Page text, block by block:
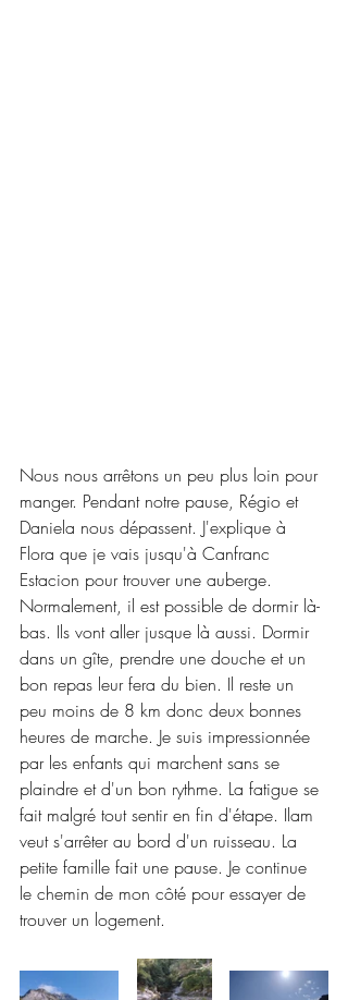
Nous nous arrêtons un peu plus loin pour
manger. Pendant notre pause, Régio et
Daniela nous dépassent. J'explique à
Flora que je vais jusqu'à Canfranc
Estacion pour trouver une auberge.
Normalement, il est possible de dormir là-
bas. Ils vont aller jusque là aussi. Dormir
dans un gîte, prendre une douche et un
bon repas leur fera du bien. Il reste un
peu moins de 8 km donc deux bonnes
heures de marche. Je suis impressionnée
par les enfants qui marchent sans se
plaindre et d'un bon rythme. La fatigue se
fait malgré tout sentir en fin d'étape. Ilam
veut s'arrêter au bord d'un ruisseau. La
petite famille fait une pause. Je continue
le chemin de mon côté pour essayer de
trouver un logement.